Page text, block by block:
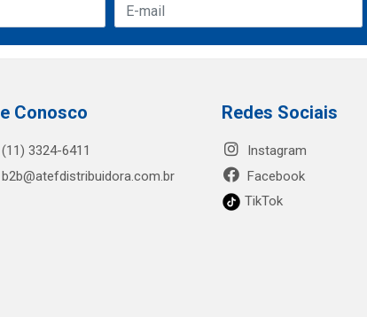
Conosco
(11) 3324-6411
b2b@atefdistribuidora.com.br
Redes Sociais
Instagram
Facebook
TikTok